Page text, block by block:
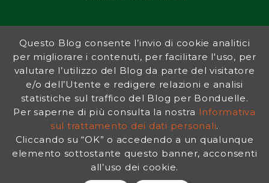
Inorto.org è dal 2011 il punto di riferimento per gli ortisti italiani, e
fornisce preziosi consigli sia ai più esperti che a nuovi interessati.
L’obiettivo di Bonduelle è ispirare la transizione verso una dieta a
base vegetale per contribuire al benessere delle persone e del
pianeta. In questo contesto si inserisce InOrto, simbolo dell’amore
per la terra e del rispetto dell’ambiente.
INFORMATIVA PRIVACY| NOTE LEGALI
Questo Blog consente l’invio di cookie analitici
per migliorare i contenuti, per facilitare l'uso, per
valutare l’utilizzo del Blog da parte del visitatore
e/o dell’Utente e redigere relazioni e analisi
statistiche sul traffico del Blog per Bonduelle.
Per saperne di più consulta la nostra Informativa
sul trattamento dei dati personali.
Cliccando su “OK” o accedendo a un qualunque
elemento sottostante questo banner, acconsenti
all’uso dei cookie.